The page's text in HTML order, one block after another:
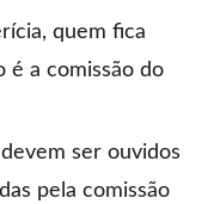
quem fica
é a comissão do
ser ouvidos
pela comissão